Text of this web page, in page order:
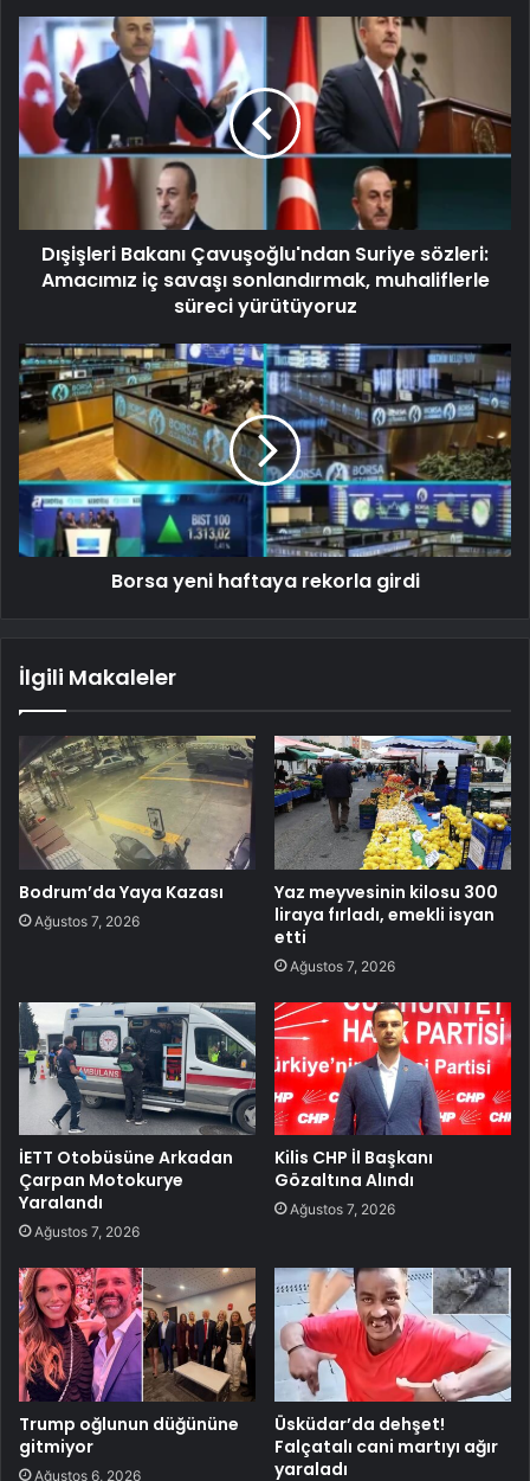
Dışişleri Bakanı Çavuşoğlu'ndan Suriye sözleri:
Amacımız iç savaşı sonlandırmak, muhaliflerle
süreci yürütüyoruz
Borsa yeni haftaya rekorla girdi
İlgili Makaleler
Bodrum’da Yaya Kazası
Ağustos 7, 2026
Yaz meyvesinin kilosu 300
liraya fırladı, emekli isyan
etti
Ağustos 7, 2026
İETT Otobüsüne Arkadan
Çarpan Motokurye
Yaralandı
Ağustos 7, 2026
Kilis CHP İl Başkanı
Gözaltına Alındı
Ağustos 7, 2026
Trump oğlunun düğününe
gitmiyor
Ağustos 6, 2026
Üsküdar’da dehşet!
Falçatalı cani martıyı ağır
yaraladı